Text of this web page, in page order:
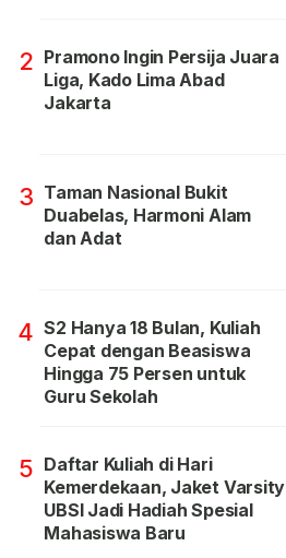
2 Pramono Ingin Persija Juara
Liga, Kado Lima Abad
Jakarta
3 Taman Nasional Bukit
Duabelas, Harmoni Alam
dan Adat
4 S2 Hanya 18 Bulan, Kuliah
Cepat dengan Beasiswa
Hingga 75 Persen untuk
Guru Sekolah
5 Daftar Kuliah di Hari
Kemerdekaan, Jaket Varsity
UBSI Jadi Hadiah Spesial
Mahasiswa Baru